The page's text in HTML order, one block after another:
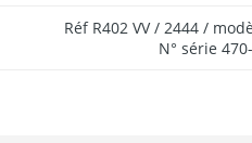
Réf R402 VV / 2444 /
N° série